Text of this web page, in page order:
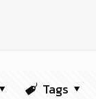
Tags